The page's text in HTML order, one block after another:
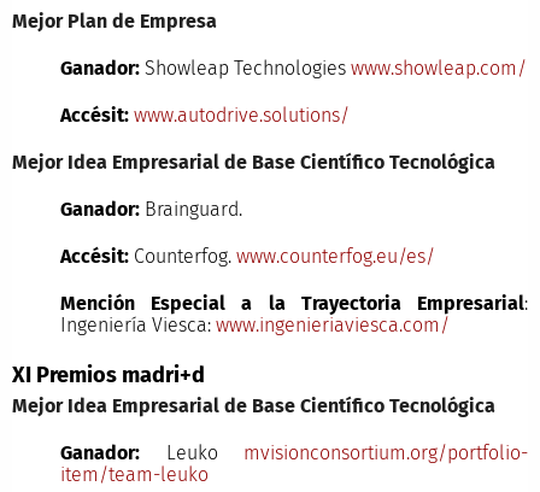
Mejor Plan de Empresa
Ganador:Showleap Technologies www.showleap.com/
Accésit: www.autodrive.solutions/
Mejor Idea Empresarial de Base Científico Tecnológica
Ganador:Brainguard.
Accésit:Counterfog. www.counterfog.eu/es/
Mención Especial a la Trayectoria Empresarial:
Ingeniería Viesca: www.ingenieriaviesca.com/
XI Premios madri+d
Mejor Idea Empresarial de Base Científico Tecnológica
Ganador:Leuko mvisionconsortium.org/portfolio-
item/team-leuko